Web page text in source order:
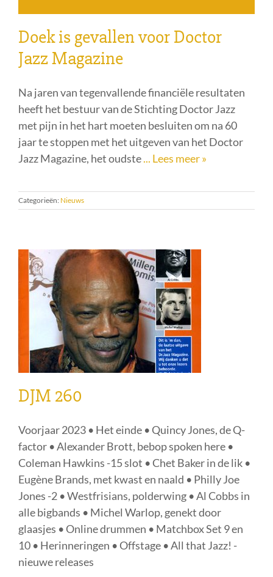
Doek is gevallen voor Doctor
Jazz Magazine
Na jaren van tegenvallende financiële resultaten
heeft het bestuur van de Stichting Doctor Jazz
met pijn in het hart moeten besluiten om na 60
jaar te stoppen met het uitgeven van het Doctor
Jazz Magazine, het oudste... Lees meer »
Categorieën: Nieuws
DJM 260
Voorjaar 2023 • Het einde • Quincy Jones, de Q-
factor • Alexander Brott, bebop spoken here •
Coleman Hawkins -15 slot • Chet Baker in de lik •
Eugène Brands, met kwast en naald • Philly Joe
Jones -2 • Westfrisians, polderwing • Al Cobbs in
alle bigbands • Michel Warlop, genekt door
glaasjes • Online drummen • Matchbox Set 9 en
10 • Herinneringen • Offstage • All that Jazz! -
nieuwe releases